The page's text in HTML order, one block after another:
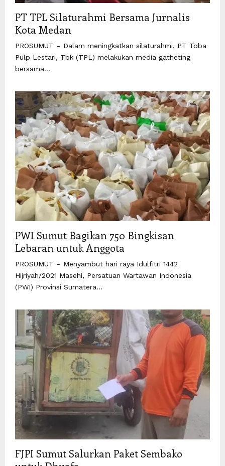
PT TPL Silaturahmi Bersama Jurnalis
Kota Medan
PROSUMUT – Dalam meningkatkan silaturahmi, PT Toba
Pulp Lestari, Tbk (TPL) melakukan media gatheting
bersama...
PWI Sumut Bagikan 750 Bingkisan
Lebaran untuk Anggota
PROSUMUT – Menyambut hari raya Idulfitri 1442
Hijriyah/2021 Masehi, Persatuan Wartawan Indonesia
(PWI) Provinsi Sumatera...
FJPI Sumut Salurkan Paket Sembako